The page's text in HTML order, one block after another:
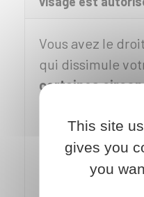
Vous avez le
qui dissimule
certaines
ordonnent
d'un
précis
This site
gives you
you